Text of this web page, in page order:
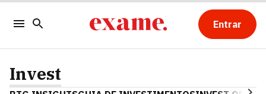
Entrar
Invest